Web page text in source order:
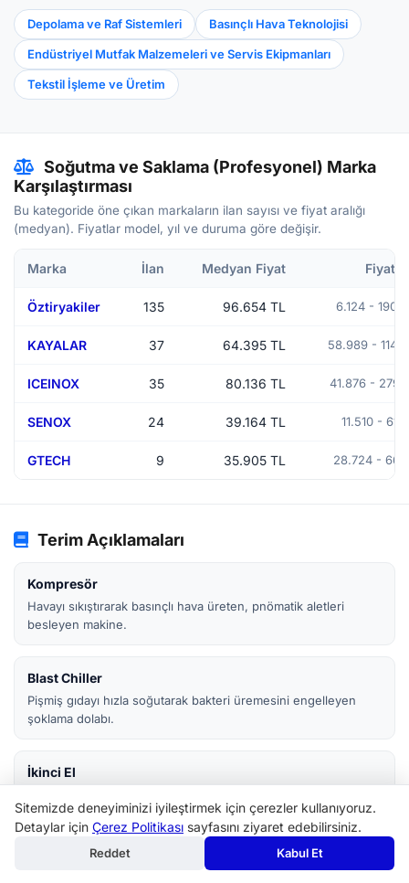
Depolama ve Raf Sistemleri Basınçlı Hava Teknolojisi
Endüstriyel Mutfak Malzemeleri ve Servis Ekipmanları
Tekstil İşleme ve Üretim
Soğutma ve Saklama (Profesyonel) Marka
Karşılaştırması
Bu kategoride öne çıkan markaların ilan sayısı ve fiyat aralığı
(medyan). Fiyatlar model, yıl ve duruma göre değişir.
Marka İlan Medyan Fiyat Fiyat
Öztiryakiler 135 96.654 TL 6.124 -
KAYALAR 37 64.395 TL 58.989 -
ICEINOX 35 80.136 TL 41.876 -
SENOX 24 39.164 TL 11.510 -
GTECH 9 35.905 TL 28.724 -
Terim Açıklamaları
Kompresör
Havayı sıkıştırarak basınçlı hava üreten, pnömatik aletleri
besleyen makine.
Blast Chiller
Pişmiş gıdayı hızla soğutarak bakteri üremesini engelleyen
şoklama dolabı.
İkinci El
uygun fiyatlıdır.
Sitemizde deneyiminizi iyileştirmek için çerezler kullanıyoruz.
Detaylar için Çerez Politikası sayfasını ziyaret edebilirsiniz.
Reddet Kabul Et